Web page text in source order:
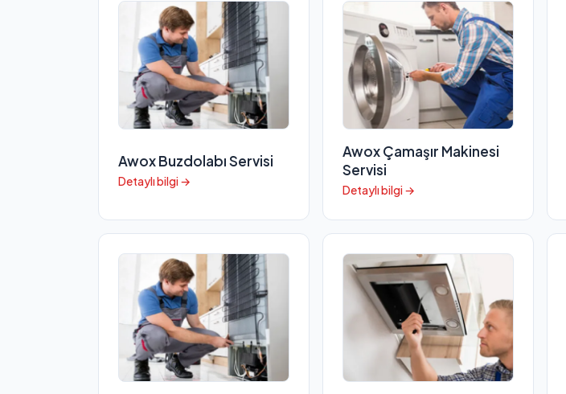
Awox Buzdolabı Servisi
Detaylı bilgi →
Awox Çamaşır Makinesi
Servisi
Detaylı bilgi →